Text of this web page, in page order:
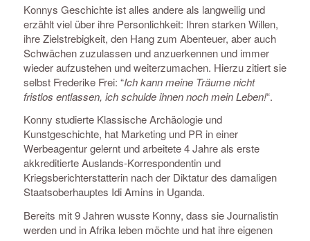
Konnys Geschichte ist alles andere als langweilig und
erzählt viel über ihre Personlichkeit: Ihren starken Willen,
ihre Zielstrebigkeit, den Hang zum Abenteuer, aber auch
Schwächen zuzulassen und anzuerkennen und immer
wieder aufzustehen und weiterzumachen. Hierzu zitiert sie
selbst Frederike Frei: “Ich kann meine Träume nicht
fristlos entlassen, ich schulde ihnen noch mein Leben!“.
Konny studierte Klassische Archäologie und
Kunstgeschichte, hat Marketing und PR in einer
Werbeagentur gelernt und arbeitete 4 Jahre als erste
akkreditierte Auslands-Korrespondentin und
Kriegsberichterstatterin nach der Diktatur des damaligen
Staatsoberhauptes Idi Amins in Uganda.
Bereits mit 9 Jahren wusste Konny, dass sie Journalistin
werden und in Afrika leben möchte und hat ihre eigenen